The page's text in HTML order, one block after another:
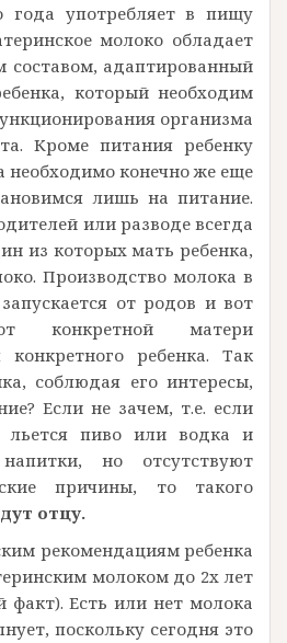
года употребляет в пищу
молоко обладает
составом, адаптированный
который необходим
организма
Кроме питания ребенку
необходимо конечно же еще
лишь на питание.
или разводе всегда
из которых мать ребенка,
Производство молока в
от родов и вот
конкретной матери
ребенка. Так
соблюдая его интересы,
Если не зачем, т.е. если
льется пиво или водка и
но отсутствуют
причины, то такого
отцу.
рекомендациям ребенка
молоком до 2х лет
факт). Есть или нет молока
поскольку сегодня это